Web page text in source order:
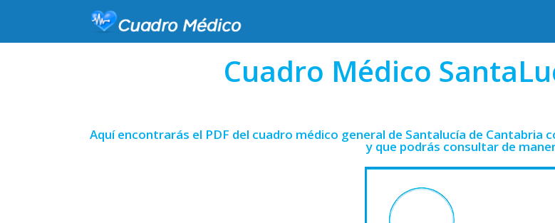
Cuadro Médico
Aquí encontrarás el PDF del cuadro médico general de Santalucía de
y que podrás consultar de